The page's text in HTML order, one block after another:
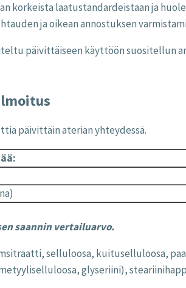
korkeista laatustandardeistaan ja
ja oikean annostuksen
päivittäiseen käyttöön suositellun
päivittäin aterian yhteydessä.
saannin vertailuarvo.
selluloosa, kuituselluloosa,
glyseriini),